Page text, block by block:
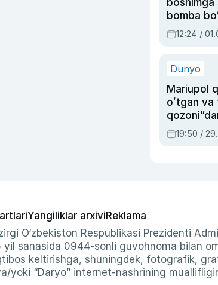
boshimga
bomba
Oripovni
12:24 /
Dunyo
Mariupol
oʻtgan va
qahramon
armiyasi
19:50 /
Yangiliklar arxiviReklama
O‘zbekiston Respublikasi Prezidenti
sanasida 0944-sonli guvohnoma bilan
keltirishga, shuningdek, fotografik,
yoki “Daryo” internet-nashrining